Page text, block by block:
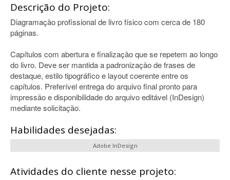
Descrição do Projeto:
Diagramação profissional de livro físico com cerca de 180
páginas.
Capítulos com abertura e finalização que se repetem ao longo
do livro. Deve ser mantida a padronização de frases de
destaque, estilo tipográfico e layout coerente entre os
capítulos. Preferível entrega do arquivo final pronto para
impressão e disponibilidade do arquivo editável (InDesign)
mediante solicitação.
Habilidades desejadas:
Adobe InDesign
Atividades do cliente nesse projeto: